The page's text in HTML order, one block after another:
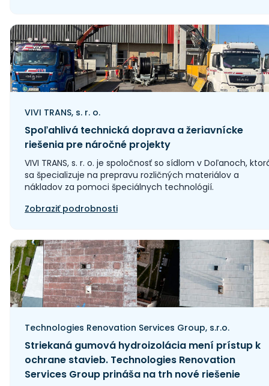
VIVI TRANS, s. r. o.
Spoľahlivá technická doprava a žeriavnícke
riešenia pre náročné projekty
VIVI TRANS, s. r. o. je spoločnosť so sídlom v Doľanoch,
sa špecializuje na prepravu rozličných materiálov a
nákladov za pomoci špeciálnych technológií.
Zobraziť podrobnosti
Technologies Renovation Services Group, s.r.o.
Striekaná gumová hydroizolácia mení prístup k
ochrane stavieb. Technologies Renovation
Services Group prináša na trh nové riešenie